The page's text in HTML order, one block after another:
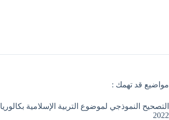
مواضيع قد تهمك :
التصحيح النموذجي لموضوع التربية الإسلامية بكالوريا
2022